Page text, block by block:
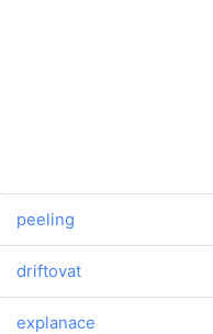
peeling
driftovat
explanace